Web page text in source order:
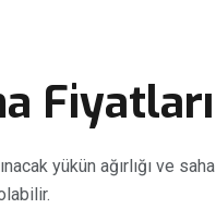
Fiyatları
yükün ağırlığı ve saha